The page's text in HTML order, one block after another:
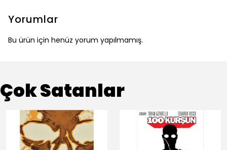
Yorumlar
Bu ürün için henüz yorum yapılmamış.
Çok Satanlar